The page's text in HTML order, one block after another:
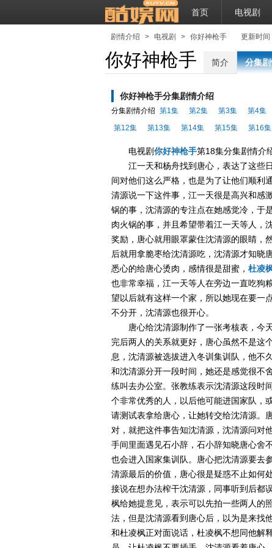
首页 电视剧
剧情介绍 > 电视剧 > 你好神枪手 更新时间
你好神枪手 简介 分集
你好神枪手分集剧情介绍
分集剧情介绍 第1集 第2集 第3集 第4集
第12集
第13集 第14集 第15集 第16集
电视剧你好神枪手第18集分集剧情介
江一天和杨舟找到唐心，表达了这些
间对他们这么严格，也是为了让他们顺利
清源说一下这件事，江一天很是高兴和感
锅的事，沈清源的专注点在她感觉冷，于
肉火锅的事，并且希望带着江一天等人，
奖励，唐心就用眼罩蒙住沈清源的眼睛，
后就用拿脆枣给沈清源吃，沈清源才知晓
悉心的给唐心烫肉，感情很是甜蜜， 杜凌
也非常幸福，江一天等人在旁边一直吃狗
望以后就有这样一个家，所以她现在要一
不分开，沈清源也很开心。
唐心给沈清源制作了一张考核表，今
完后两人的关系就更好，唐心虽然不是这
息，沈清源被选拔进入冬训集训队，他不
和沈清源分开一段时间，她还是感觉很不
练叫去办公室。张教练表示沈清源这段时
个非常优秀的人，以后他可能进国家队，
请测试表拿给唐心，让她转交给沈清源。
对，就把这件事告知沈清源，沈清源问对
手间里面遇见石小辞，石小辞知晓唐心舍
也会进入国家集训队。唐心把沈清源要去
清源最后的价值，唐心很是疑惑不止如何
接说在想办法榨干沈清源，同事听到后都
枫给她提意见，表示可以先拍一些两人的
法，但是沈清源看到唐心后，以为是来找
和杜凌枫正对面说话，杜凌枫不想同他解